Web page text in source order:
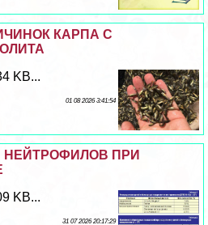
КАРПА С
KB...
01 08 2026 3:41:54
ПРИ
KB...
31 07 2026 20:17:29